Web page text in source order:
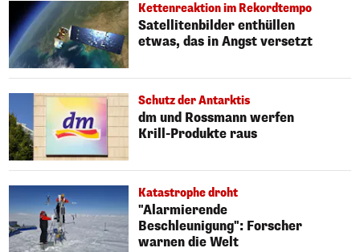
Kettenreaktion im Rekordtempo
Satellitenbilder enthüllen
etwas, das in Angst versetzt
Schutz der Antarktis
dm und Rossmann werfen
Krill-Produkte raus
Katastrophe droht
"Alarmierende
Beschleunigung": Forscher
warnen die Welt